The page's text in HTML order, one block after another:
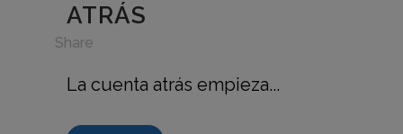
ATRÁS
Share
La cuenta atrás empieza...